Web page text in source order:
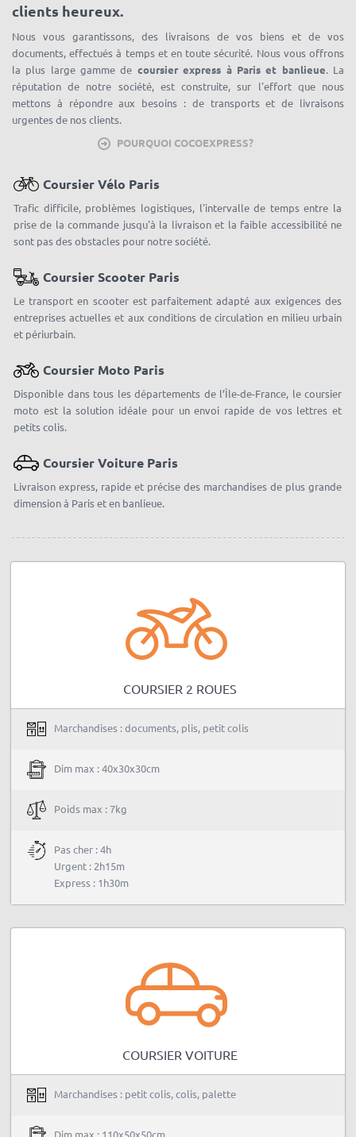
clients heureux.
Nous vous garantissons, des livraisons de vos biens et de vos
documents, effectués à temps et en toute sécurité. Nous vous offrons
la plus large gamme de coursier express à Paris et banlieue. La
réputation de notre société, est construite, sur l'effort que nous
mettons à répondre aux besoins : de transports et de livraisons
urgentes de nos clients.
POURQUOI COCOEXPRESS?
Coursier Vélo Paris
Trafic difficile, problèmes logistiques, l'intervalle de temps entre la
prise de la commande jusqu'à la livraison et la faible accessibilité ne
sont pas des obstacles pour notre société.
Coursier Scooter Paris
Le transport en scooter est parfaitement adapté aux exigences des
entreprises actuelles et aux conditions de circulation en milieu urbain
et périurbain.
Coursier Moto Paris
Disponible dans tous les départements de l’Île-de-France, le coursier
moto est la solution idéale pour un envoi rapide de vos lettres et
petits colis.
Coursier Voiture Paris
Livraison express, rapide et précise des marchandises de plus grande
dimension à Paris et en banlieue.
COURSIER 2 ROUES
Marchandises : documents, plis, petit colis
Dim max : 40x30x30cm
Poids max : 7kg
Pas cher : 4h
Urgent : 2h15m
Express : 1h30m
COURSIER VOITURE
Marchandises : petit colis, colis, palette
Dim max : 110x50x50cm